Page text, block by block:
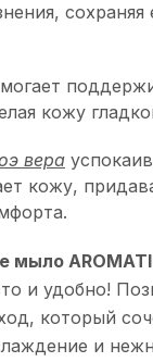
кожу
вера
кожу,
мыло
и удобно!
который
и